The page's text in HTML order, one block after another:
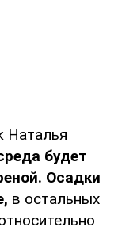
Наталья
будет
Осадки
в остальных